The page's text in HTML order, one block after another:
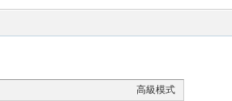
高級模式